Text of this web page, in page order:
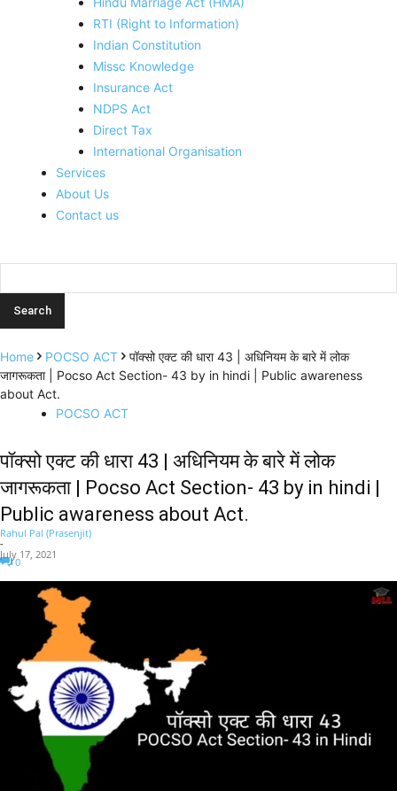
RTI (Right to Information)
Indian Constitution
Missc Knowledge
Insurance Act
NDPS Act
Direct Tax
International Organisation
Services
About Us
Contact us
Home POCSO ACT
पॉक्सो एक्ट की धारा 43 | अधिनियम के बारे में लोक
जागरूकता | Pocso Act Section- 43 by in hindi | Public awareness
about Act.
POCSO ACT
पॉक्सो एक्ट की धारा 43 | अधिनियम के बारे में लोक
जागरूकता | Pocso Act Section- 43 by in hindi |
Public awareness about Act.
Rahul Pal (Prasenjit)
-
July 17, 2021
0